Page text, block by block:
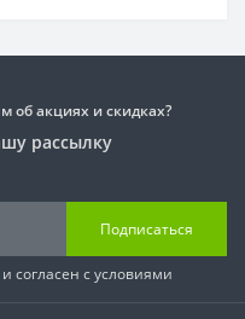
об акциях и скидках?
рассылку
Подписаться
и согласен с условиями